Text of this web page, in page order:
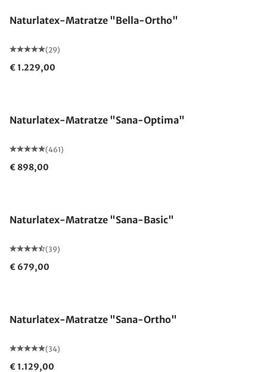
Naturlatex-Matratze "Bella-Ortho"
(29)
€ 1.229,00
Naturlatex-Matratze "Sana-Optima"
(461)
€ 898,00
Naturlatex-Matratze "Sana-Basic"
(39)
€ 679,00
Naturlatex-Matratze "Sana-Ortho"
(34)
€ 1.129,00